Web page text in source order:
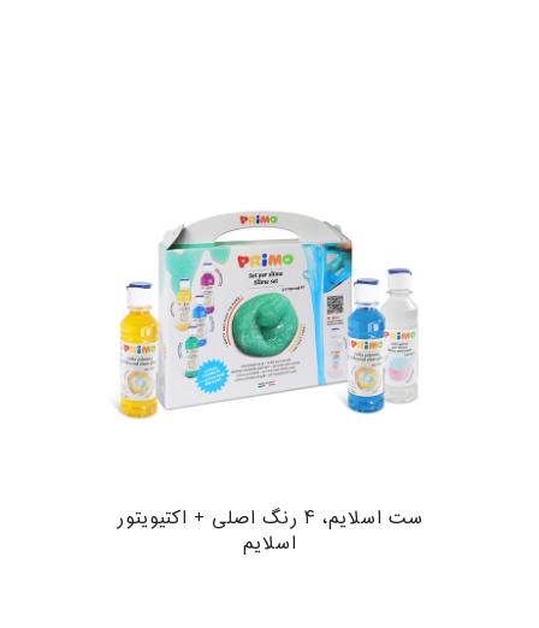
ست اسلایم، ۴ رنگ اصلی + اکتیویتور
اسلایم